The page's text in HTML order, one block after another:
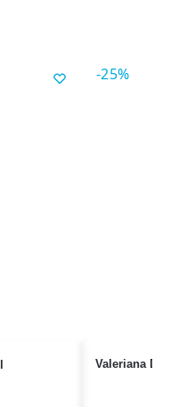
-25%
Valeriana